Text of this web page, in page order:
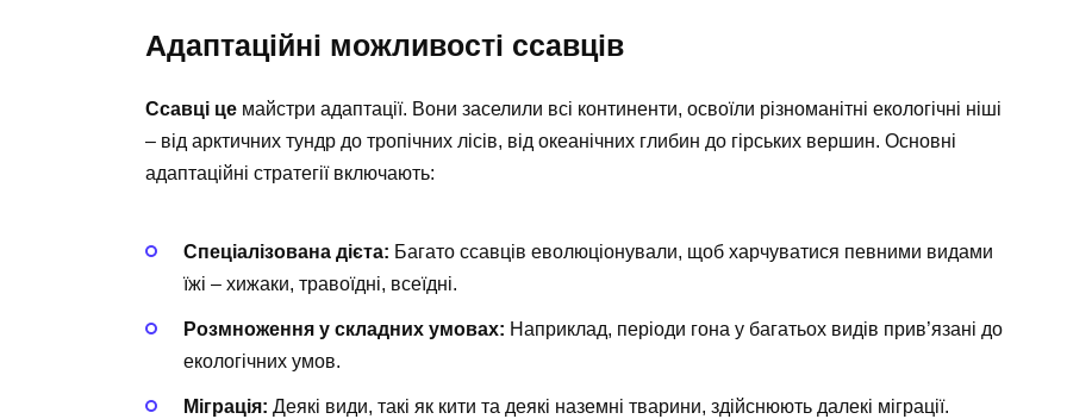
Адаптаційні можливості ссавців
Ссавці це майстри адаптації. Вони заселили всі континенти, освоїли різноманітні екологічні ніші
– від арктичних тундр до тропічних лісів, від океанічних глибин до гірських вершин. Основні
адаптаційні стратегії включають:
Спеціалізована дієта: Багато ссавців еволюціонували, щоб харчуватися певними видами
їжі – хижаки, травоїдні, всеїдні.
Розмноження у складних умовах: Наприклад, періоди гона у багатьох видів прив’язані до
екологічних умов.
Міграція: Деякі види, такі як кити та деякі наземні тварини, здійснюють далекі міграції.